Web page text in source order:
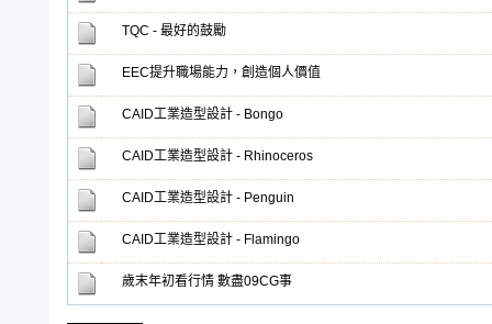
TQC - 最好的鼓勵
EEC提升職場能力，創造個人價值
CAID工業造型設計 - Bongo
CAID工業造型設計 - Rhinoceros
CAID工業造型設計 - Penguin
CAID工業造型設計 - Flamingo
歲末年初看行情 數盡09CG事